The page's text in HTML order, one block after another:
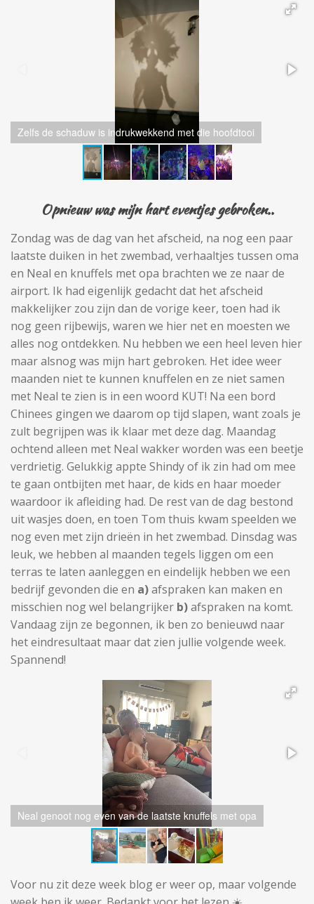
Zelfs de schaduw is indrukwekkend met die hoofdtooi
Opnieuw was mijn hart eventjes gebroken..
Zondag was de dag van het afscheid, na nog een paar
laatste duiken in het zwembad, verhaaltjes tussen oma
en Neal en knuffels met opa brachten we ze naar de
airport. Ik had eigenlijk gedacht dat het afscheid
makkelijker zou zijn dan de vorige keer, toen had ik
nog geen rijbewijs, waren we hier net en moesten we
alles nog ontdekken. Nu hebben we een heel leven hier
maar alsnog was mijn hart gebroken. Het idee weer
maanden niet te kunnen knuffelen en ze niet samen
met Neal te zien is in een woord KUT! Na een bord
Chinees gingen we daarom op tijd slapen, want zoals je
zult begrijpen was ik klaar met deze dag. Maandag
ochtend alleen met Neal wakker worden was een beetje
verdrietig. Gelukkig appte Shindy of ik zin had om mee
te gaan ontbijten met haar, de kids en haar moeder
waardoor ik afleiding had. De rest van de dag bestond
uit wasjes doen, en toen Tom thuis kwam speelden we
nog even met zijn drieën in het zwembad. Dinsdag was
leuk, we hebben al maanden tegels liggen om een
terras te laten aanleggen en eindelijk hebben we een
bedrijf gevonden die en a)afspraken kan maken en
misschien nog wel belangrijker b)afspraken na komt.
Vandaag zijn ze begonnen, ik ben zo benieuwd naar
het eindresultaat maar dat zien jullie volgende week.
Spannend!
Neal genoot nog even van de laatste knuffels met opa
Voor nu zit deze week blog er weer op, maar volgende